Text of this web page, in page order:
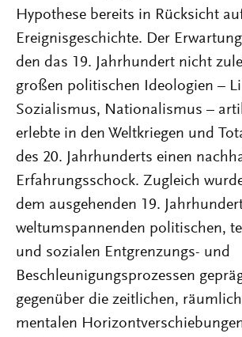
Hypothese bereits in Rücksicht
Ereignisgeschichte. Der
den das 19. Jahrhundert nicht
großen politischen Ideologien –
Sozialismus, Nationalismus –
erlebte in den Weltkriegen und
des 20. Jahrhunderts einen
Erfahrungsschock. Zugleich
dem ausgehenden 19.
weltumspannenden politischen,
und sozialen Entgrenzungs- und
Beschleunigungsprozessen
gegenüber die zeitlichen,
mentalen